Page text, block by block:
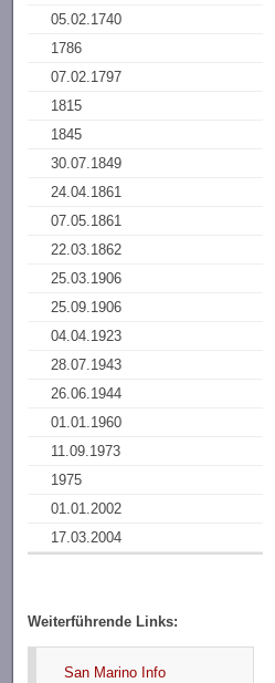
05.02.1740
1786
07.02.1797
1815
1845
30.07.1849
24.04.1861
07.05.1861
22.03.1862
25.03.1906
25.09.1906
04.04.1923
28.07.1943
26.06.1944
01.01.1960
11.09.1973
1975
01.01.2002
17.03.2004
Weiterführende Links:
San Marino Info